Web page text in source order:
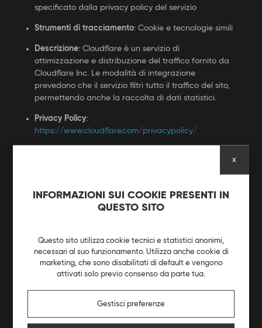
specificato dalla privacy policy del servizio
Strumenti di tracciamento: Cookie e tecnologie simili
Descrizione: Cloudflare è un servizio di
ottimizzazione e distribuzione del traffico fornito da
Cloudflare Inc. Le modalità di integrazione
prevedono che il servizio filtri tutto il traffico del sito,
permettendo anche la raccolta di dati statistici.
Privacy Policy:
https://www.cloudflare.com/privacypolicy/
Finalità: Analisi statistica delle visite e del
comportamento degli utenti sul sito
navigazione, indirizzo IP (con anonimizzazione attiva)
Descrizione
: Google Analytics 4 è un servizio di
analisi web fornito da Google. I dati raccolti vengono
altri servizi da essa sviluppati. Google può utilizzare i
dati raccolti per personalizzare gli annunci del
INFORMAZIONI SUI COOKIE PRESENTI IN
QUESTO SITO
Questo sito utilizza cookie tecnici e statistici anonimi,
necessari al suo funzionamento. Utilizza anche cookie di
marketing, che sono disabilitati di default e vengono
attivati solo previo consenso da parte tua.
Gestisci preferenze
x